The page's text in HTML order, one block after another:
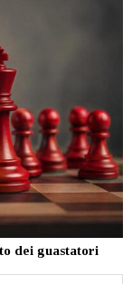
dei guastatori